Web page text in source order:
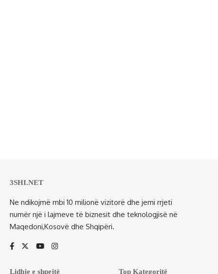
3SHI.NET
Ne ndikojmë mbi 10 milionë vizitorë dhe jemi rrjeti
numër një i lajmeve të biznesit dhe teknologjisë në
Maqedoni,Kosovë dhe Shqipëri.
Lidhje e shpejtë Top Kategoritë